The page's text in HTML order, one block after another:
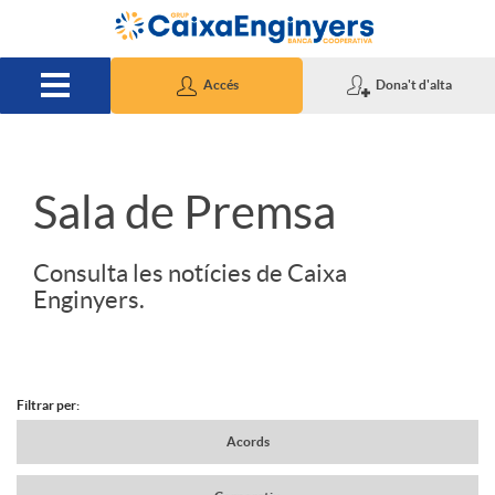
Salta al contingut principal
Accés Dona't d'alta
S
d
Sala de Premsa
Consulta les notícies de Caixa
Enginyers.
N
Filtrar per:
Acords